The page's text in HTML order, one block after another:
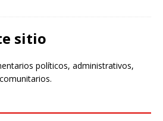
sitio
políticos, administrativos,